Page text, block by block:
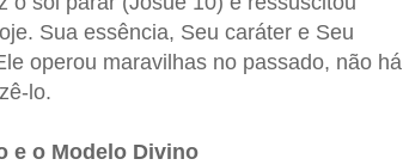
Sua essência, Seu caráter e Seu
operou maravilhas no passado, não há
lo.
e o Modelo Divino